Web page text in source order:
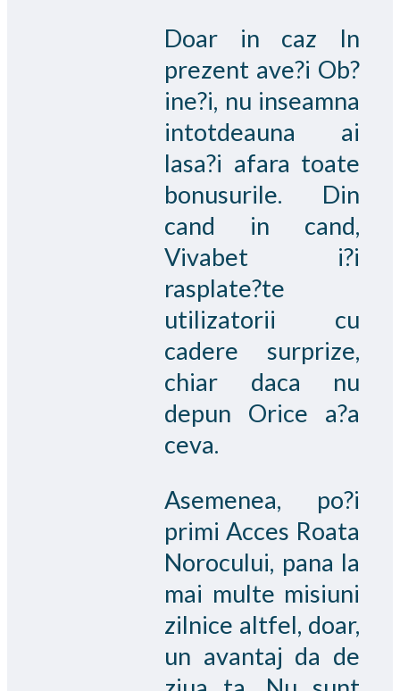
Doar in caz In
prezent ave?i Ob?
ine?i, nu inseamna
intotdeauna ai
lasa?i afara toate
bonusurile. Din
cand in cand,
Vivabet i?i
rasplate?te
utilizatorii cu
cadere surprize,
chiar daca nu
depun Orice a?a
ceva.
Asemenea, po?i
primi Acces Roata
Norocului, pana la
mai multe misiuni
zilnice altfel, doar,
un avantaj da de